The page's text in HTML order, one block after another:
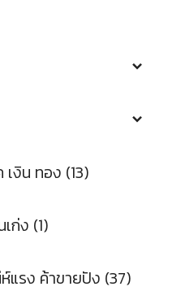
งิน ทอง (13)
ก่ง (1)
แรง ค้าขายปัง (37)